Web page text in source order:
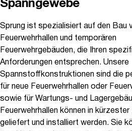
Spanngewebe
Sprung ist spezialisiert auf den Bau
Feuerwehrhallen und temporären
Feuerwehrgebäuden, die Ihren
Anforderungen entsprechen. Unsere
Spannstoffkonstruktionen sind die
für neue Feuerwehrhallen oder
sowie für Wartungs- und
Feuerwehrhallen können in
geliefert und installiert werden. Sie